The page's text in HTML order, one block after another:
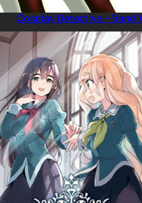
Cosplay Detective – Band 1